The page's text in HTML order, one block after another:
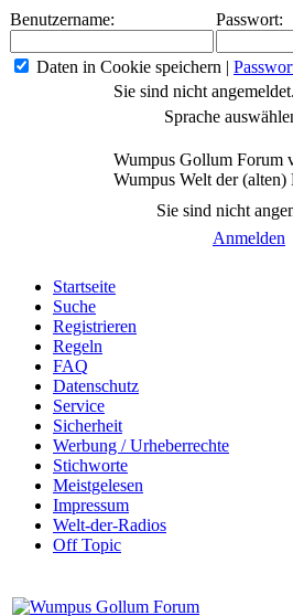
Benutzername: Passwort:
Daten in Cookie speichern |
Sie sind nicht
Sprache
Wumpus Gollum Forum
Wumpus Welt der (alten)
Sie sind nicht
Anmelden
Startseite
Suche
Registrieren
Regeln
FAQ
Datenschutz
Service
Sicherheit
Werbung / Urheberrechte
Stichworte
Meistgelesen
Impressum
Welt-der-Radios
Off Topic